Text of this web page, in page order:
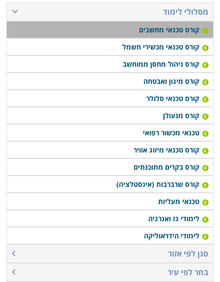
מסלולי לימוד
קורס טכנאי מחשבים
קורס טכנאי מכשירי חשמל
קורס ניהול מחסן ממוחשב
קורס מיגון ואבטחה
קורס טכנאי סלולר
קורס מנעולן
טכנאי מכשור רפואי
קורס טכנאי מיזוג אוויר
קורס בקרים מתוכנתים
קורס שרברבות (אינסטלציה)
טכנאי מעליות
לימודי גז ואנרגיה
לימודי הידראוליקה
סנן לפי אזור
בחר לפי עיר